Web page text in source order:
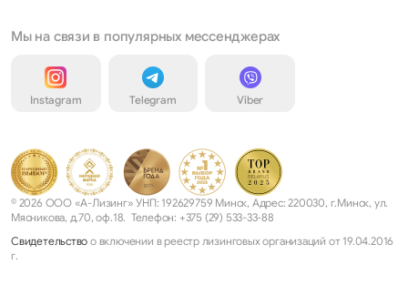
Мы на связи в популярных мессенджерах
Instagram Telegram Viber
© 2026 ООО «А-Лизинг» УНП: 192629759 Минск, Адрес: 220030, г.Минск, ул.
Мясникова, д.70, оф.18. Телефон: +375 (29) 533-33-88
Свидетельство о включении в реестр лизинговых организаций от 19.04.2016
г.